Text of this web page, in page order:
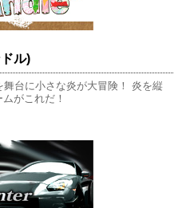
ル)
台に小さな炎が大冒険！ 炎を縦
がこれだ！